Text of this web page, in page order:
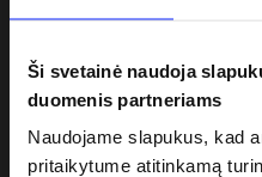
Ši svetainė naudoja
duomenis partneriams
Naudojame slapukus, kad
pritaikytume atitinkamą